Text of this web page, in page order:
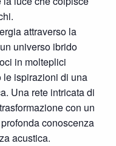
attraverso la
universo ibrido
in molteplici
ispirazioni di una
Una rete intricata di
con un
conoscenza
acustica.